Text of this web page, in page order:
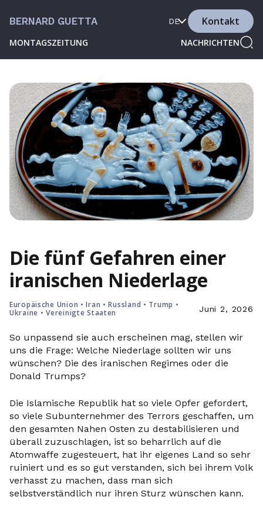
BERNARD GUETTA
MONTAGSZEITUNG NACHRICHTEN
DE Kontakt
Die fünf Gefahren einer
iranischen Niederlage
Europäische Union •Iran •Russland • Trump •
Ukraine •Vereinigte Staaten Juni 2, 2026
So unpassend sie auch erscheinen mag, stellen wir
uns die Frage: Welche Niederlage sollten wir uns
wünschen? Die des iranischen Regimes oder die
Donald Trumps?
Die Islamische Republik hat so viele Opfer gefordert,
so viele Subunternehmer des Terrors geschaffen, um
den gesamten Nahen Osten zu destabilisieren und
überall zuzuschlagen, ist so beharrlich auf die
Atomwaffe zugesteuert, hat ihr eigenes Land so sehr
ruiniert und es so gut verstanden, sich bei ihrem Volk
verhasst zu machen, dass man sich
selbstverständlich nur ihren Sturz wünschen kann.